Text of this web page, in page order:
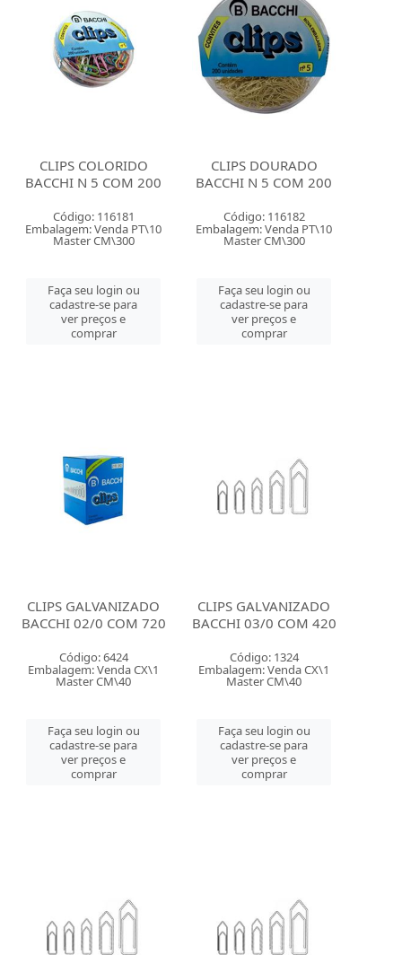
CLIPS COLORIDO
BACCHI N 5 COM 200
Código: 116181
Embalagem: Venda PT\10
Master CM\300
Faça seu login ou
cadastre-se para
ver preços e
comprar
CLIPS DOURADO
BACCHI N 5 COM 200
Código: 116182
Embalagem: Venda PT\10
Master CM\300
Faça seu login ou
cadastre-se para
ver preços e
comprar
CLIPS GALVANIZADO
BACCHI 02/0 COM 720
Código: 6424
Embalagem: Venda CX\1
Master CM\40
Faça seu login ou
cadastre-se para
ver preços e
comprar
CLIPS GALVANIZADO
BACCHI 03/0 COM 420
Código: 1324
Embalagem: Venda CX\1
Master CM\40
Faça seu login ou
cadastre-se para
ver preços e
comprar